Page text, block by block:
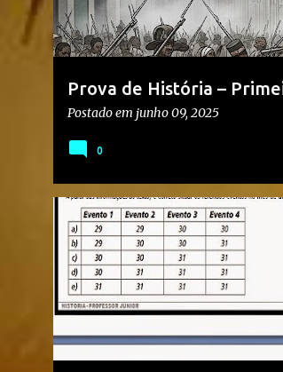
Prova de História –
Médio
Postado em junho 09, 2025
0
1º BIMESTRE 3º ANO